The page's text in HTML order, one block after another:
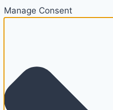
Manage Consent